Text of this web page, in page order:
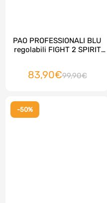
PAO PROFESSIONALI BLU
regolabili FIGHT 2 SPIRIT
83,90€99,90€
-50%